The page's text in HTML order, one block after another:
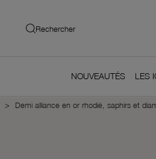
Rechercher
NOUVEAUTÉS LES
Demi alliance en or rhodié, saphirs et